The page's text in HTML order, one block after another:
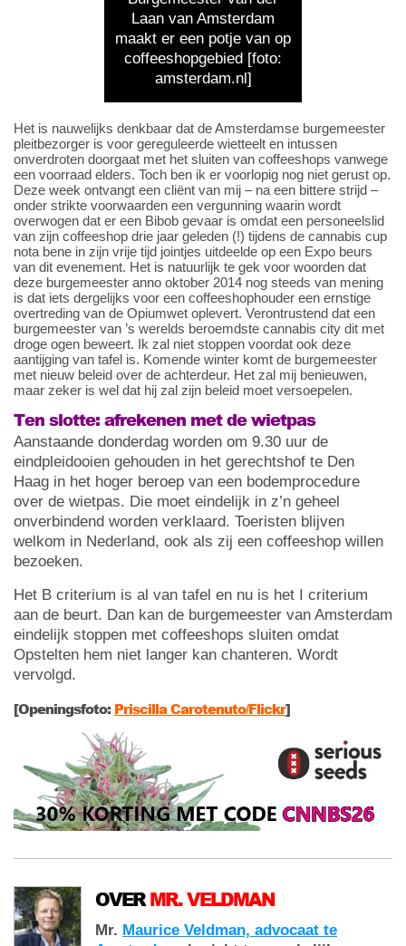
Laan van Amsterdam
maakt er een potje van op
coffeeshopgebied [foto:
amsterdam.nl]
Het is nauwelijks denkbaar dat de Amsterdamse burgemeester
pleitbezorger is voor gereguleerde wietteelt en intussen
onverdroten doorgaat met het sluiten van coffeeshops vanwege
een voorraad elders. Toch ben ik er voorlopig nog niet gerust op.
Deze week ontvangt een cliënt van mij – na een bittere strijd –
onder strikte voorwaarden een vergunning waarin wordt
overwogen dat er een Bibob gevaar is omdat een personeelslid
van zijn coffeeshop drie jaar geleden (!) tijdens de cannabis cup
nota bene in zijn vrije tijd jointjes uitdeelde op een Expo beurs
van dit evenement. Het is natuurlijk te gek voor woorden dat
deze burgemeester anno oktober 2014 nog steeds van mening
is dat iets dergelijks voor een coffeeshophouder een ernstige
overtreding van de Opiumwet oplevert. Verontrustend dat een
burgemeester van ’s werelds beroemdste cannabis city dit met
droge ogen beweert. Ik zal niet stoppen voordat ook deze
aantijging van tafel is. Komende winter komt de burgemeester
met nieuw beleid over de achterdeur. Het zal mij benieuwen,
maar zeker is wel dat hij zal zijn beleid moet versoepelen.
Ten slotte: afrekenen met de wietpas
Aanstaande donderdag worden om 9.30 uur de
eindpleidooien gehouden in het gerechtshof te Den
Haag in het hoger beroep van een bodemprocedure
over de wietpas. Die moet eindelijk in z’n geheel
onverbindend worden verklaard. Toeristen blijven
welkom in Nederland, ook als zij een coffeeshop willen
bezoeken.
Het B criterium is al van tafel en nu is het I criterium
aan de beurt. Dan kan de burgemeester van Amsterdam
eindelijk stoppen met coffeeshops sluiten omdat
Opstelten hem niet langer kan chanteren. Wordt
vervolgd.
[Openingsfoto: Priscilla Carotenuto/Flickr]
OVERMR. VELDMAN
Mr. Maurice Veldman, advocaat te